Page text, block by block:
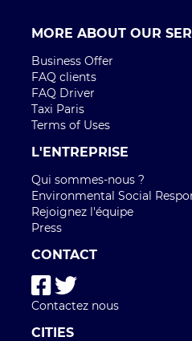
MORE ABOUT OUR
Business Offer
FAQ clients
FAQ Driver
Taxi Paris
Terms of Uses
L'ENTREPRISE
Qui sommes-nous ?
Environmental Social
Rejoignez l'équipe
Press
CONTACT
Contactez nous
CITIES